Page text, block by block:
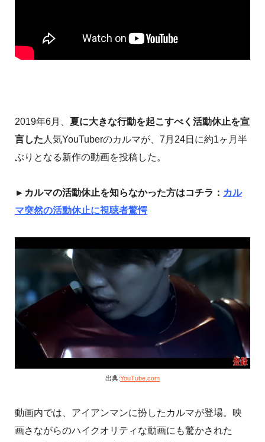
2019年6月、 夏に大きな行動を起こすべく活動休止を宣
言した 人気YouTuberのカルマが、7月24日に約1ヶ月半
ぶりとなる新作の動画を投稿した。
►カルマの活動休止を知らなかった方はコチラ： カル
マ突然の活動休止に視聴者驚愕
出典:YouTube.com
動画内では、アイアンマンに扮したカルマが登場。映
画さながらのハイクオリティな動画にも驚かされた